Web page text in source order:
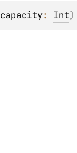
capacity: Int)